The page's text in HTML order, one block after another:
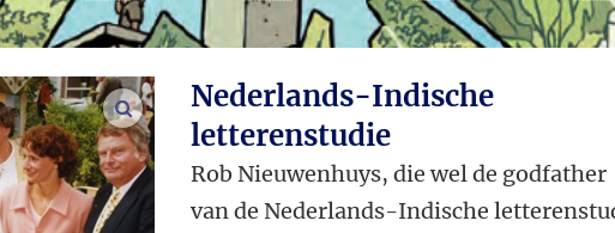
vergroot afbeeldingen
Nederlands-Indische
letterenstudie
Rob Nieuwenhuys, die wel de godfather
van de Nederlands-Indische